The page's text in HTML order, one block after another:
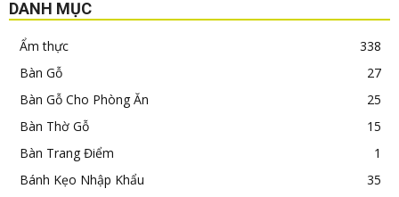
DANH MỤC
Ẩm thực
338
Bàn Gỗ
27
Bàn Gỗ Cho Phòng Ăn
25
Bàn Thờ Gỗ
15
Bàn Trang Điểm
1
Bánh Kẹo Nhập Khẩu
35